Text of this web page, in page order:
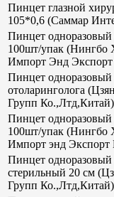
Пинцет глазной
105*0,6 (Саммар
Пинцет
100шт/упак
Импорт Энд
Пинцет
отоларинголога
Групп Ко.,Лтд,Китай)
Пинцет
100шт/упак
Импорт энд
Пинцет
стерильный 20 см
Групп Ко.,Лтд,Китай)